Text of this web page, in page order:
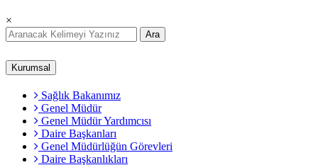
×
Ara
Kurumsal
Sağlık Bakanımız
Genel Müdür
Genel Müdür Yardımcısı
Daire Başkanları
Genel Müdürlüğün Görevleri
Daire Başkanlıkları